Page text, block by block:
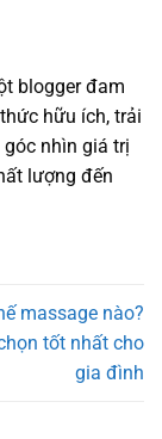
blogger đam
hữu ích, trải
nhìn giá trị
lượng đến
massage nào?
tốt nhất cho
gia đình